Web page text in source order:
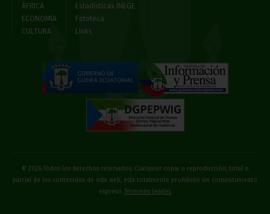
ÁFRICA
ECONOMÍA
CULTURA
Estadísticas INEGE
Fototeca
Links
© 2026 Todos los derechos reservados. Cualquier copia o reproducción, total o
parcial de los contenidos de esta web, está totalmente prohibido sin consentimiento
expreso
Términos legales